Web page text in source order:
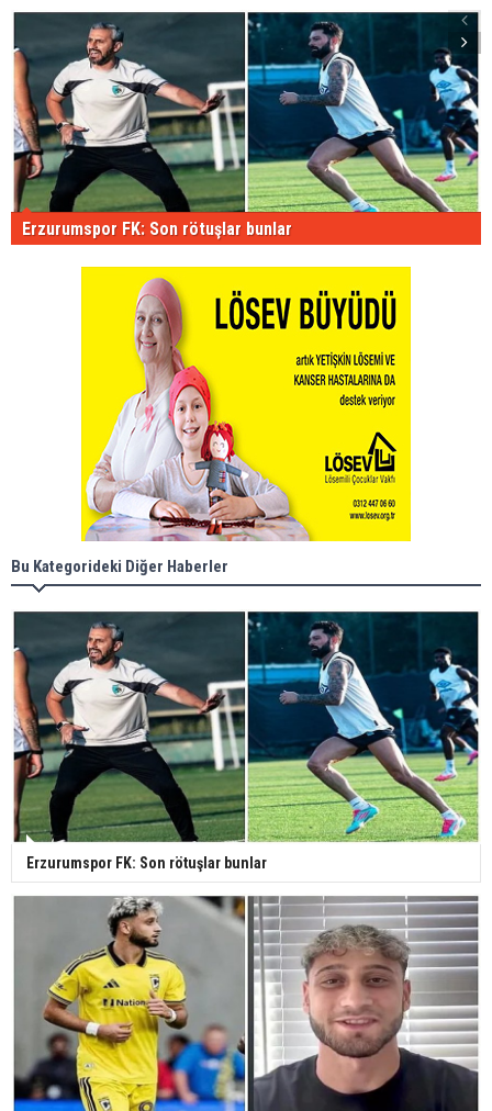
Erzurumspor FK: Son rötuşlar bunlar
Bu Kategorideki Diğer Haberler
Erzurumspor FK: Son rötuşlar bunlar